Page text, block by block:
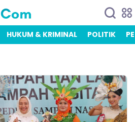
HUKUM & KRIMINAL POLITIK